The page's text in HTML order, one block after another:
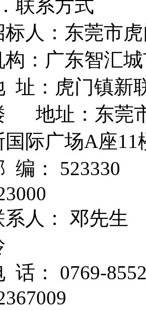
联系方式
标人：东莞市
构：广东智汇
址：虎门镇新
地址：东莞市
国际广场A座11
编：
系人：
话： 0769-